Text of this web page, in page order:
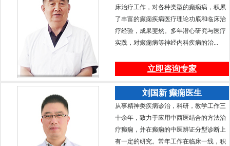
床治疗工作，对各种类型的癫痫病，积累
了丰富的癫痫疾病医疗理论功底和临床治
疗经验，成果斐然。多年潜心研究与医疗
实践，对癫痫病等神经内科疾病的治...
立即咨询专家
刘国新 癫痫医生
从事精神类疾病诊治，科研，教学工作三
十余年，致力于应用中西医结合的方法治
疗癫痫，并在癫痫的中医辨证分型诊断上
有一定的研究。常年工作在临床一线，积